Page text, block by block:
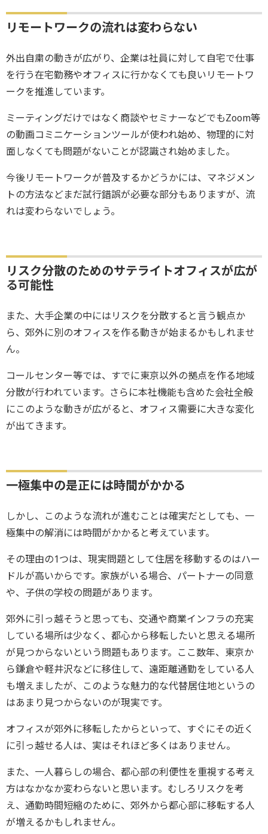
リモートワークの流れは変わらない
外出自粛の動きが広がり、企業は社員に対して自宅で仕事
を行う在宅勤務やオフィスに行かなくても良いリモートワ
ークを推進しています。
ミーティングだけではなく商談やセミナーなどでもZoom等
の動画コミニケーションツールが使われ始め、物理的に対
面しなくても問題がないことが認識され始めました。
今後リモートワークが普及するかどうかには、マネジメン
トの方法などまだ試行錯誤が必要な部分もありますが、流
れは変わらないでしょう。
リスク分散のためのサテライトオフィスが広が
る可能性
また、大手企業の中にはリスクを分散すると言う観点か
ら、郊外に別のオフィスを作る動きが始まるかもしれませ
ん。
コールセンター等では、すでに東京以外の拠点を作る地域
分散が行われています。さらに本社機能も含めた会社全般
にこのような動きが広がると、オフィス需要に大きな変化
が出てきます。
一極集中の是正には時間がかかる
しかし、このような流れが進むことは確実だとしても、一
極集中の解消には時間がかかると考えています。
その理由の1つは、現実問題として住居を移動するのはハー
ドルが高いからです。家族がいる場合、パートナーの同意
や、子供の学校の問題があります。
郊外に引っ越そうと思っても、交通や商業インフラの充実
している場所は少なく、都心から移転したいと思える場所
が見つからないという問題もあります。ここ数年、東京か
ら鎌倉や軽井沢などに移住して、遠距離通勤をしている人
も増えましたが、このような魅力的な代替居住地というの
はあまり見つからないのが現実です。
オフィスが郊外に移転したからといって、すぐにその近く
に引っ越せる人は、実はそれほど多くはありません。
また、一人暮らしの場合、都心部の利便性を重視する考え
方はなかなか変わらないと思います。むしろリスクを考
え、通勤時間短縮のために、郊外から都心部に移転する人
が増えるかもしれません。